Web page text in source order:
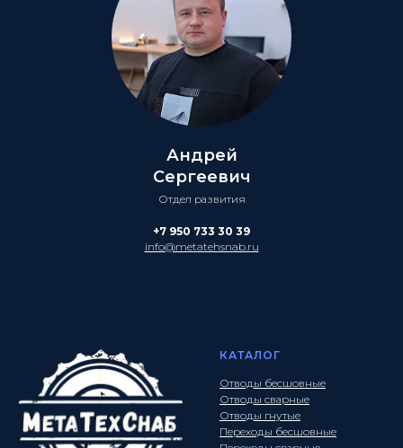
Андрей
Сергеевич
Отдел развития
+7 950 733 30 39
info@metatehsnab.ru
КАТАЛОГ
Отводы бесшовные
Отводы сварные
Отводы гнутые
Переходы бесшовные